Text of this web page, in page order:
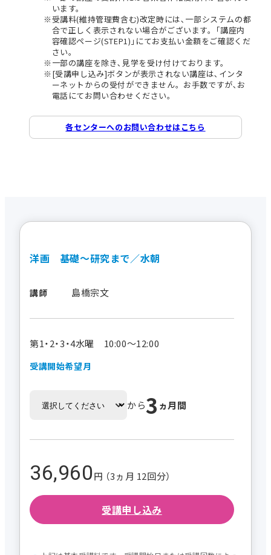
います。
受講料(維持管理費含む)改定時には､一部システムの都
合で正しく表示されない場合がございます。｢講座内
容確認ページ(STEP1)｣にてお支払い金額をご確認くだ
さい。
一部の講座を除き､見学を受け付けております。
[受講申し込み]ボタンが表示されない講座は､インタ
ーネットからの受付ができません。お手数ですが､お
電話にてお問い合わせください。
各センターへのお問い合わせはこちら
洋画 基礎～研究まで／水朝
講師 島橋宗文
第1・2・3・4水曜 10:00～12:00
受講開始希望月
から3 ヵ月間
36,960円 （3ヵ月 12回分）
受講申し込み